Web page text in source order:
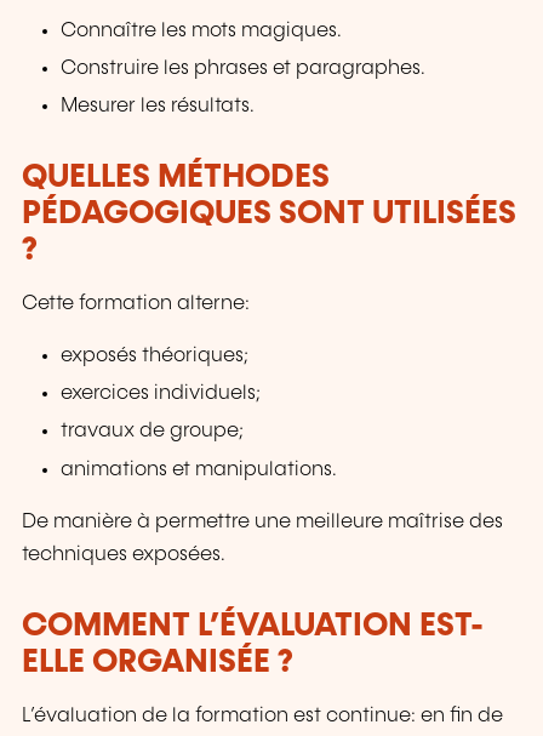
Connaître les mots magiques.
Construire les phrases et paragraphes.
Mesurer les résultats.
QUELLES MÉTHODES
PÉDAGOGIQUES SONT UTILISÉES
?
Cette formation alterne:
exposés théoriques;
exercices individuels;
travaux de groupe;
animations et manipulations.
De manière à permettre une meilleure maîtrise des
techniques exposées.
COMMENT L’ÉVALUATION EST-
ELLE ORGANISÉE ?
L’évaluation de la formation est continue: en fin de